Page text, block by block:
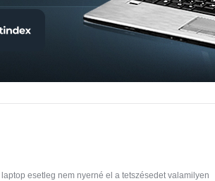
esetleg nem nyerné el a tetszésedet valamilyen